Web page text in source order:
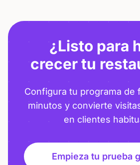
¿Listo para
crecer tu
Configura tu programa de
minutos y convierte
en clientes
Empieza tu prueba